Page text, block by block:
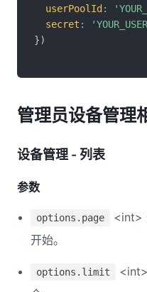
userPoolId :
secret :
})
管理员设备管理
设备管理 - 列表
参数
options.page
<int>
开始。
options.limit